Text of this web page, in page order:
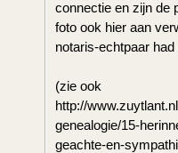
connectie en zijn de
foto ook hier aan
notaris-echtpaar
(zie ook
http://
genealogie/15-
geachte-en-